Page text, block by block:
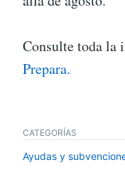
Consulte toda la
Prepara.
CATEGORÍAS
Ayudas y